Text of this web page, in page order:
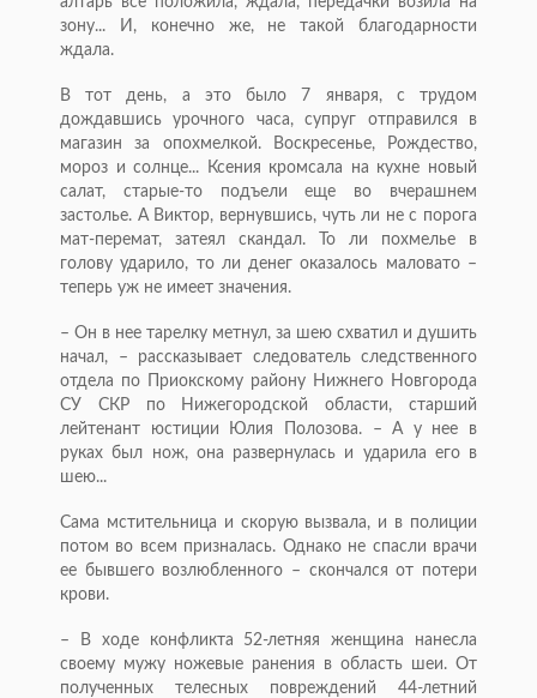
зону... И, конечно же, не такой благодарности
ждала.
В тот день, а это было 7 января, с трудом
дождавшись урочного часа, супруг отправился в
магазин за опохмелкой. Воскресенье, Рождество,
мороз и солнце... Ксения кромсала на кухне новый
салат, старые-то подъели еще во вчерашнем
застолье. А Виктор, вернувшись, чуть ли не с порога
мат-перемат, затеял скандал. То ли похмелье в
голову ударило, то ли денег оказалось маловато –
теперь уж не имеет значения.
– Он в нее тарелку метнул, за шею схватил и душить
начал, – рассказывает следователь следственного
отдела по Приокскому району Нижнего Новгорода
СУ СКР по Нижегородской области, старший
лейтенант юстиции Юлия Полозова. – А у нее в
руках был нож, она развернулась и ударила его в
шею...
Сама мстительница и скорую вызвала, и в полиции
потом во всем призналась. Однако не спасли врачи
ее бывшего возлюбленного – скончался от потери
крови.
– В ходе конфликта 52-летняя женщина нанесла
своему мужу ножевые ранения в область шеи. От
полученных телесных повреждений 44-летний